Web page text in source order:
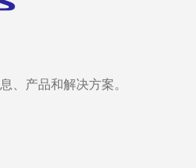
、产品和解决方案。